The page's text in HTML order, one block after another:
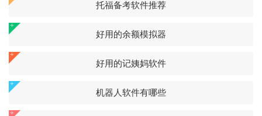
托福备考软件推荐
好用的余额模拟器
好用的记姨妈软件
机器人软件有哪些